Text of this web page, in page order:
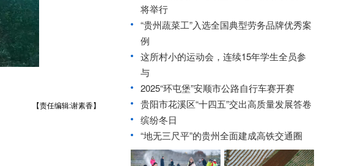
【责任编辑:谢素香】
将举行
“贵州蔬菜工”入选全国典型劳务品牌优秀案
例
这所村小的运动会，连续15年学生全员参
与
2025“环屯堡”安顺市公路自行车赛开赛
贵阳市花溪区“十四五”交出高质量发展答卷
缤纷冬日
“地无三尺平”的贵州全面建成高铁交通圈